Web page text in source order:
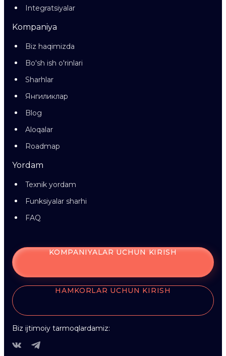
Integratsiyalar
Kompaniya
Biz haqimizda
Bo'sh ish o'rinlari
Sharhlar
Янгиликлар
Blog
Aloqalar
Roadmap
Yordam
Texnik yordam
Funksiyalar sharhi
FAQ
KOMPANIYALAR UCHUN KIRISH
HAMKORLAR UCHUN KIRISH
Biz ijtimoiy tarmoqlardamiz: